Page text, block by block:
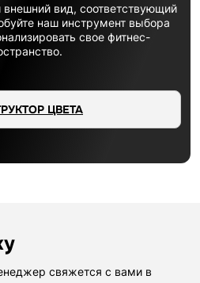
внешний вид, соответствующий
наш инструмент выбора
свое фитнес-
ЦВЕТА
свяжется с вами в